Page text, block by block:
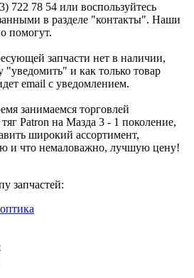
722 78 54 или воспользуйтесь
в разделе "контакты". Наши
помогут.
запчасти нет в наличии,
и как только товар
email с уведомлением.
занимаемся торговлей
Patron на Мазда 3 - 1 поколение,
широкий ассортимент,
и что немаловажно, лучшую цену!
запчастей: